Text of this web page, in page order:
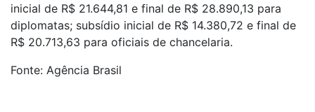
inicial de R$ 21.644,81 e final de R$ 28.890,13 para
diplomatas; subsídio inicial de R$ 14.380,72 e final de
R$ 20.713,63 para oficiais de chancelaria.
Fonte: Agência Brasil